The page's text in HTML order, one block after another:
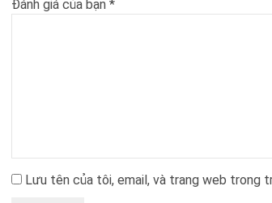
Đánh giá của bạn *
Lưu tên của tôi, email, và trang web trong